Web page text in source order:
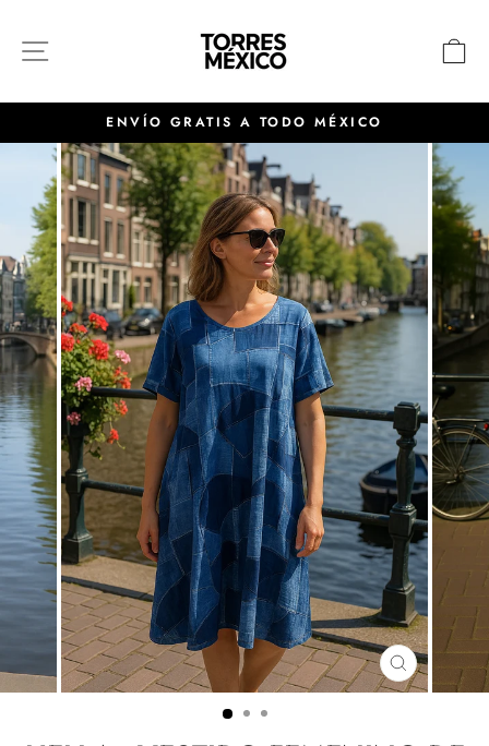
directamente
diapositivas
pausa
ENVÍO GRATIS A TODO MÉXICO
CERRAR
(ESC)